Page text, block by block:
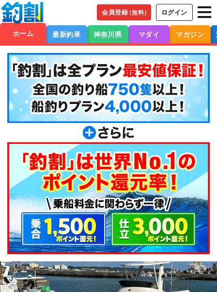
会員登録（無料） ログイン
ホーム 最新釣果 神奈川県 マダイ マガジン